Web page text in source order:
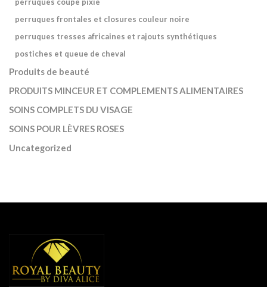
perruques frontales et closures couleur noire
perruques tresses africaines et rajouts synthétiques
postiches et queue de cheval
Produits de beauté
PRODUITS MINCEUR ET COMPLEMENTS ALIMENTAIRES
SOINS COMPLETS DU VISAGE
SOINS POUR LÈVRES ROSES
Uncategorized